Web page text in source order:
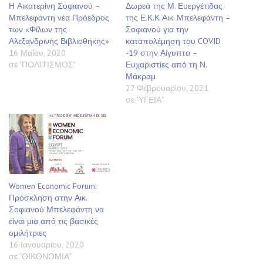
Η Αικατερίνη Σοφιανού –
Μπελεφάντη νέα Πρόεδρος
των «Φίλων της
Αλεξανδρινής Βιβλιοθήκης»
16 Μαΐου, 2020
σε "ΠΟΛΙΤΙΣΜΟΣ"
Δωρεά της Μ. Ευεργέτιδας
της Ε.Κ.Κ Αικ. Μπελεφάντη –
Σοφιανού για την
καταπολέμηση του COVID
-19 στην Αίγυπτο –
Ευχαριστίες από τη Ν.
Μάκραμ
27 Φεβρουαρίου, 2021
σε "ΥΓΕΙΑ"
Women Economic Forum:
Πρόσκληση στην Αικ.
Σοφιανού Μπελεφάντη να
είναι μια από τις βασικές
ομιλήτριες
16 Ιανουαρίου, 2020
σε "ΟΙΚΟΝΟΜΙΑ"